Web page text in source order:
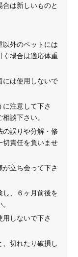
は新しいものと
以外のペットには
く場合は適応体重
には使用しないで
注意して下さ
談下さい。
の誤りや分解・修
切責任を負いませ
立ち会って下さ
し、６ヶ月前後を
しないで下さ
切れたり破損し